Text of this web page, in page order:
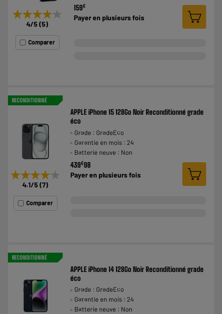
★★★★★
★★★★★
4/5 (5)
Comparer
159€
Payer en plusieurs fois
RECONDITIONNÉ
★★★★★
★★★★★
4.1/5 (7)
Comparer
APPLE iPhone 15 128Go Noir Reconditionné grade
éco
Grade : GradeEco
Garantie en mois : 24
Batterie neuve : Non
439€98
Payer en plusieurs fois
RECONDITIONNÉ
APPLE iPhone 14 128Go Noir Reconditionné grade
éco
Grade : GradeEco
Garantie en mois : 24
Batterie neuve : Non